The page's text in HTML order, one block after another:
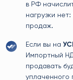
в РФ
нагрузки
продаж.
Если вы на
Импортный
продавать
уплаченного